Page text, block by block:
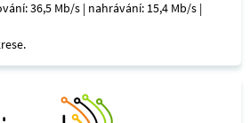
36,5 Mb/s | nahrávání: 15,4 Mb/s |